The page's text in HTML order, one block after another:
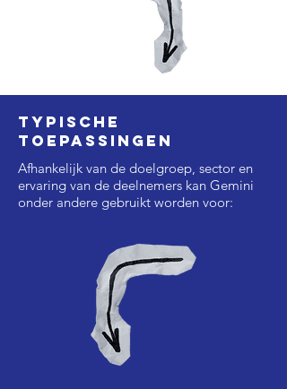
Typische
toepassingen
Afhankelijk van de doelgroep, sector en
ervaring van de deelnemers kan Gemini
onder andere gebruikt worden voor: